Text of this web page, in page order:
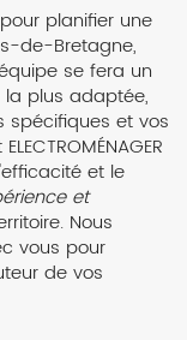
planifier une
de-Bretagne,
se fera un
la plus adaptée,
et vos
et le
et
Nous
vous pour
de vos